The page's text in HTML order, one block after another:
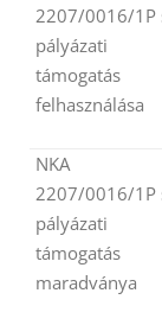
2207/0016/1P
pályázati
támogatás
felhasználása
NKA
2207/0016/1P
pályázati
támogatás
maradványa